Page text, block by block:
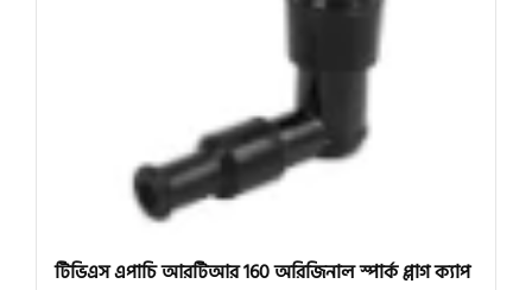
টিভিএস এপাচি আরটিআর 160 অরিজিনাল স্পার্ক প্লাগ ক্যাপ